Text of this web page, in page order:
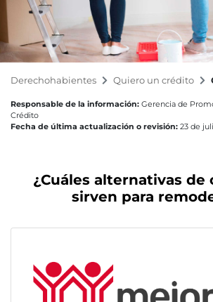
Derechohabientes Quiero un crédito
Responsable de la información: Gerencia de
Crédito
Fecha de última actualización o revisión: 23 de
¿Cuáles alternativas de
sirven para